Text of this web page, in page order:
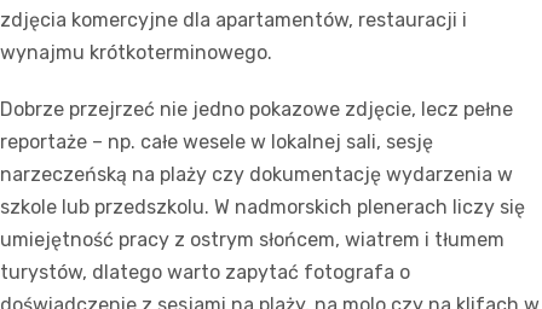
zdjęcia komercyjne dla apartamentów, restauracji i
wynajmu krótkoterminowego.
Dobrze przejrzeć nie jedno pokazowe zdjęcie, lecz pełne
reportaże – np. całe wesele w lokalnej sali, sesję
narzeczeńską na plaży czy dokumentację wydarzenia w
szkole lub przedszkolu. W nadmorskich plenerach liczy się
umiejętność pracy z ostrym słońcem, wiatrem i tłumem
turystów, dlatego warto zapytać fotografa o
doświadczenie z sesjami na plaży, na molo czy na klifach w